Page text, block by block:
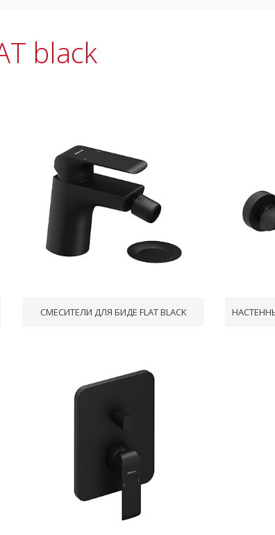
black
СМЕСИТЕЛИ ДЛЯ БИДЕ FLAT BLACK